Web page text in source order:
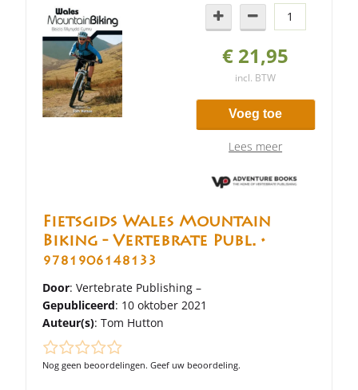
€ 21,95
incl. BTW
Voeg toe
Lees meer
Fietsgids Wales Mountain
Biking - Vertebrate Publ. •
9781906148133
Door: Vertebrate Publishing –
Gepubliceerd: 10 oktober 2021
Auteur(s):Tom Hutton
Nog geen beoordelingen. Geef uw beoordeling.